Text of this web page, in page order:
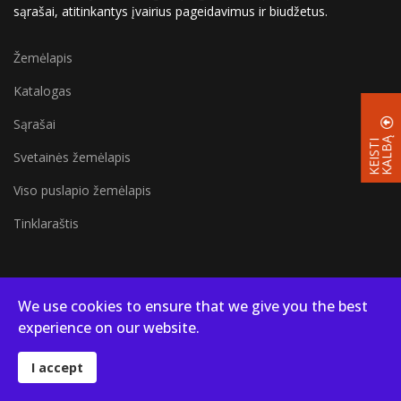
K
E
I
S
T
I
K
A
L
BĄ
sąrašai, atitinkantys įvairius pageidavimus ir biudžetus.
Žemėlapis
Katalogas
Sąrašai
Svetainės žemėlapis
Viso puslapio žemėlapis
Tinklaraštis
© 2026 Campsites in Poland
We use cookies to ensure that we give you the best
experience on our website.
I accept